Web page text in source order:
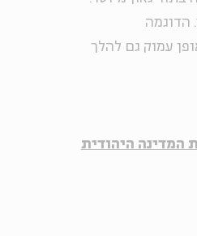
הדוגמה
עמוק גם להלך
המדינה היהודית